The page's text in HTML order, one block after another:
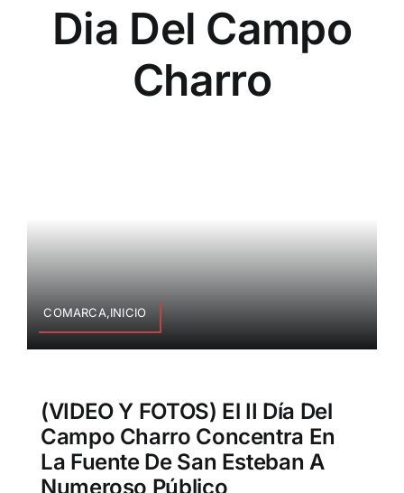
Dia Del Campo
Charro
COMARCA,INICIO
(VIDEO Y FOTOS) El II Día Del
Campo Charro Concentra En
La Fuente De San Esteban A
Numeroso Público